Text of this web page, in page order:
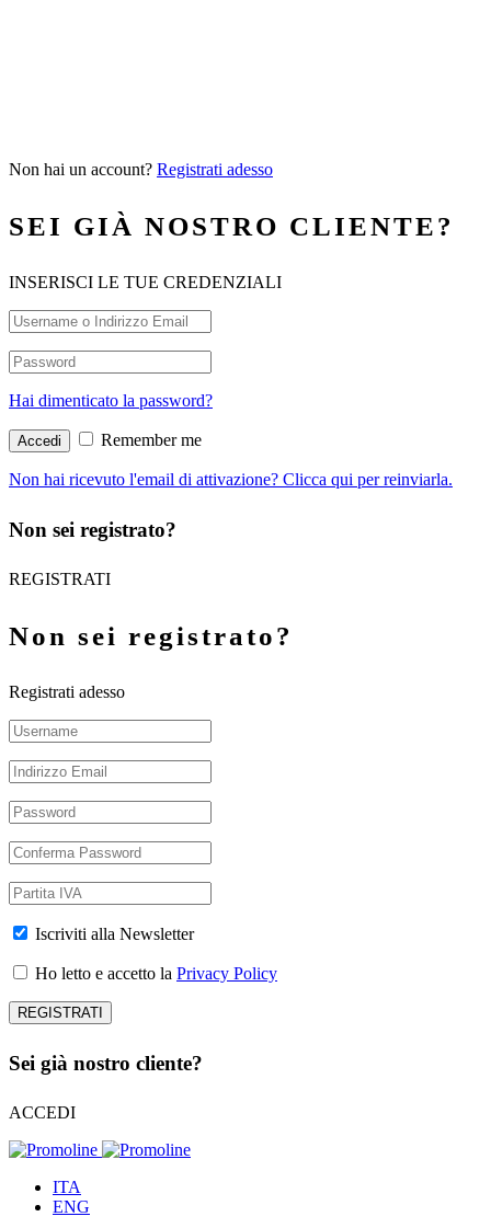
Non hai un account? Registrati adesso
SEI GIÀ NOSTRO CLIENTE?
INSERISCI LE TUE CREDENZIALI
Hai dimenticato la password?
Remember me
Non hai ricevuto l'email di attivazione? Clicca qui per reinviarla.
Non sei registrato?
REGISTRATI
Non sei registrato?
Registrati adesso
Iscriviti alla Newsletter
Ho letto e accetto la Privacy Policy
Sei già nostro cliente?
ACCEDI
ITA
ENG